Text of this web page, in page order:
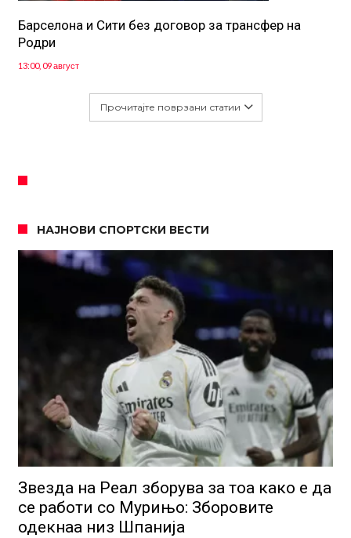
Барселона и Сити без договор за трансфер на
Родри
13:00, 09 август
Прочитајте поврзани статии
НАЈНОВИ СПОРТСКИ ВЕСТИ
Звезда на Реал зборува за тоа како е да
се работи со Мурињо: Зборовите
одекнаа низ Шпанија